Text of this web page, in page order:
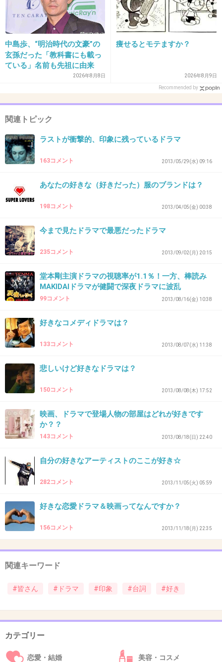
ドラマ安堂ロイドでのこのセリフが何故か好き
+51
やまとなでしこの桜子の台詞。
お金では買えないたった一つのもの。
お金持ちじゃない人はいてもいなくても同じだ
と思っていたのに違ったんです。
当時小学生でしたが、今でも衝撃的な台詞ばか
りだな〜と思います。
34. 匿名2013/12/12(木) 16:22:26
パンチラ見て元気出して♪
よ～い、うどん！
IWGPのキングのセリフ
35. 匿名2013/12/12(木) 16:22:32
倍返しだ！
36. 匿名2013/12/12(木) 16:23:23
30です
× 小美門
◎古美門
間違った。ご免なさい。
+39 -6
37. 匿名 2013/12/12(木) 16:23:35
俺は死ねません。
+1 -23
中島歩、“明治時代の文豪”の
玄孫だった「教科書にも載っ
ている」名前も先祖に由来
2026年8月8日
痩せるとモテますか？
2026年8月9日
Recommended by
関連トピック
ラストが衝撃的、印象に残っているドラマ
163コメント 2013/05/29(水) 09:16
あなたの好きな（好きだった）服のブランドは？
198コメント 2013/04/05(金) 00:38
今まで見たドラマで最悪だったドラマ
235コメント 2013/09/02(月) 20:15
堂本剛主演ドラマの視聴率が1.1％！一方、棒読み
MAKIDAIドラマが健闘で深夜ドラマに波乱
99コメント 2013/08/16(金) 10:38
好きなコメディドラマは？
133コメント 2013/08/07(水) 11:38
悲しいけど好きなドラマは？
150コメント 2013/08/08(木) 17:52
映画、ドラマで登場人物の部屋はどれが好きです
か？？
143コメント 2013/08/18(日) 22:40
自分の好きなアーティストのここが好き☆
282コメント 2013/11/05(火) 05:59
好きな恋愛ドラマ＆映画ってなんですか？
156コメント 2013/11/18(月) 22:35
関連キーワード
#皆さん #ドラマ #印象 #台詞 #好き
カテゴリー
恋愛・結婚 美容・コスメ